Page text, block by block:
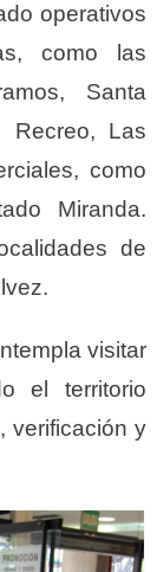
operativos
como las
Santa
Recreo, Las
como
Miranda.
de
visitar
el territorio
verificación y